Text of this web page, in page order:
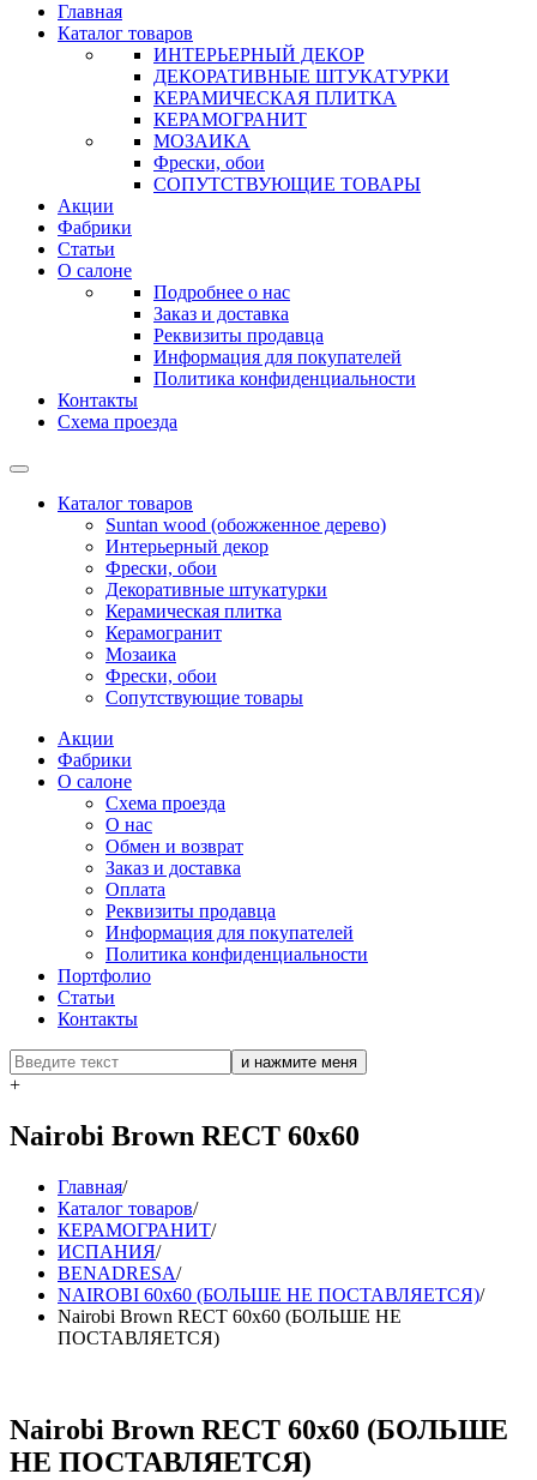
Главная
Каталог товаров
ИНТЕРЬЕРНЫЙ ДЕКОР
ДЕКОРАТИВНЫЕ ШТУКАТУРКИ
КЕРАМИЧЕСКАЯ ПЛИТКА
КЕРАМОГРАНИТ
МОЗАИКА
Фрески, обои
СОПУТСТВУЮЩИЕ ТОВАРЫ
Акции
Фабрики
Статьи
О салоне
Подробнее о нас
Заказ и доставка
Реквизиты продавца
Информация для покупателей
Политика конфиденциальности
Контакты
Схема проезда
Каталог товаров
Suntan wood (обожженное дерево)
Интерьерный декор
Фрески, обои
Декоративные штукатурки
Керамическая плитка
Керамогранит
Мозаика
Фрески, обои
Сопутствующие товары
Акции
Фабрики
О салоне
Схема проезда
О нас
Обмен и возврат
Заказ и доставка
Оплата
Реквизиты продавца
Информация для покупателей
Политика конфиденциальности
Портфолио
Статьи
Контакты
+
Nairobi Brown RECT 60x60
Главная/
Каталог товаров/
КЕРАМОГРАНИТ/
ИСПАНИЯ/
BENADRESA/
NAIROBI 60x60 (БОЛЬШЕ НЕ ПОСТАВЛЯЕТСЯ)/
Nairobi Brown RECT 60x60 (БОЛЬШЕ НЕ
ПОСТАВЛЯЕТСЯ)
Nairobi Brown RECT 60x60 (БОЛЬШЕ
НЕ ПОСТАВЛЯЕТСЯ)